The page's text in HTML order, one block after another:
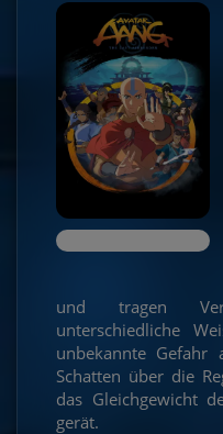
und tragen
unterschiedliche
unbekannte
Schatten über die
das Gleichgewicht
gerät.